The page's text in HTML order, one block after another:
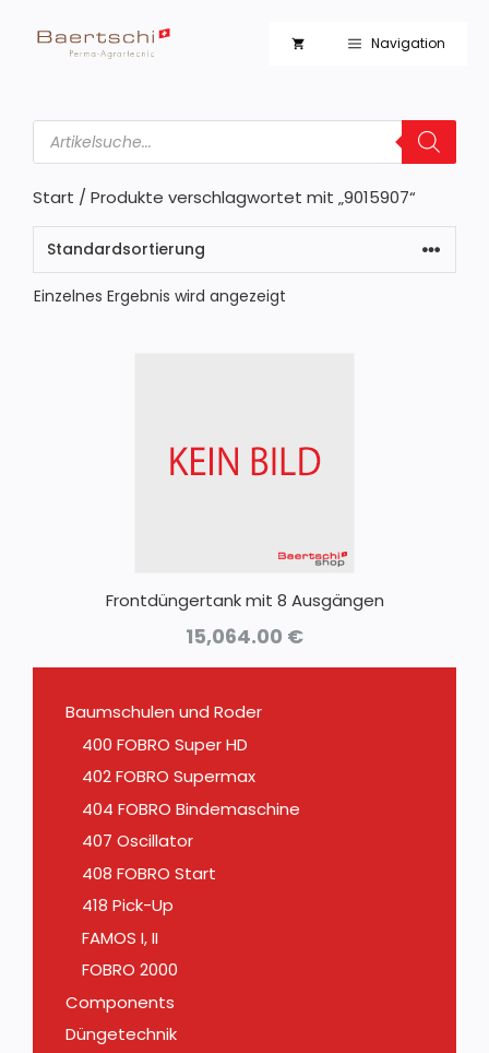
Inhalt
Navigation
Products
search
Start / Produkte verschlagwortet mit „9015907“
Einzelnes Ergebnis wird angezeigt
Frontdüngertank mit 8 Ausgängen
15,064.00 €
Baumschulen und Roder
400 FOBRO Super HD
402 FOBRO Supermax
404 FOBRO Bindemaschine
407 Oscillator
408 FOBRO Start
418 Pick-Up
FAMOS I, II
FOBRO 2000
Components
Düngetechnik